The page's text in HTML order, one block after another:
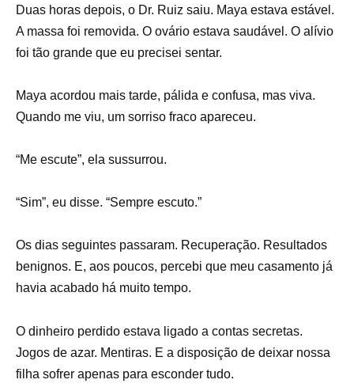
Duas horas depois, o Dr. Ruiz saiu. Maya estava estável.
A massa foi removida. O ovário estava saudável. O alívio
foi tão grande que eu precisei sentar.
Maya acordou mais tarde, pálida e confusa, mas viva.
Quando me viu, um sorriso fraco apareceu.
“Me escute”, ela sussurrou.
“Sim”, eu disse. “Sempre escuto.”
Os dias seguintes passaram. Recuperação. Resultados
benignos. E, aos poucos, percebi que meu casamento já
havia acabado há muito tempo.
O dinheiro perdido estava ligado a contas secretas.
Jogos de azar. Mentiras. E a disposição de deixar nossa
filha sofrer apenas para esconder tudo.